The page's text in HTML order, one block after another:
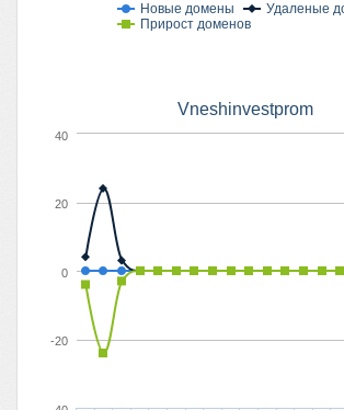
Новые домены
Удаленые
Прирост доменов
Vneshinvestprom
-20
0
20
40